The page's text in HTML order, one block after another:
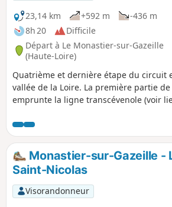
23,14 km
+592 m
-436 m
8h 20
Difficile
Départ à Le Monastier-sur-Gazeille
(Haute-Loire)
Quatrième et dernière étape du circuit
vallée de la Loire. La première partie
emprunte la ligne transcévenole (voir
au début du XXème siècle mais qui n'a
service. On rejoint ensuite la Vallée de
traverse, avant de monter vers la forêt
passant par le beau village de Saint-
Monastier-sur-Gazeille -
Saint-Nicolas
Visorandonneur